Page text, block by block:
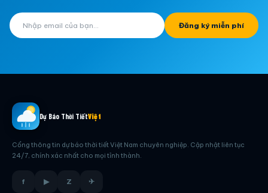
Đăng ký miễn phí
Dự Báo Thời TiếtViệt
Cổng thông tin dự báo thời tiết Việt Nam chuyên nghiệp. Cập nhật liên tục
24/7, chính xác nhất cho mọi tỉnh thành.
f ▶ Z ✈